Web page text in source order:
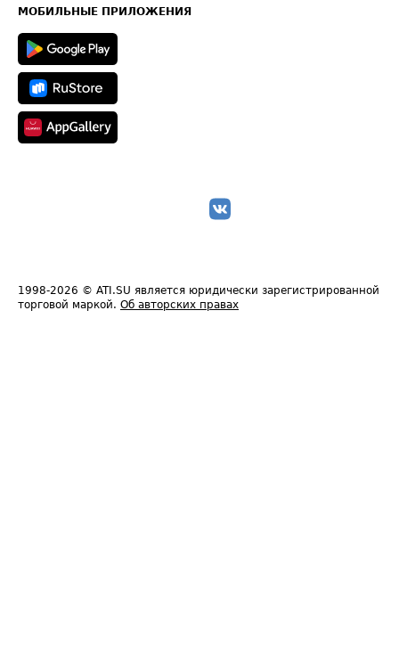
Техническая информация
МОБИЛЬНЫЕ ПРИЛОЖЕНИЯ
1998-2026 © ATI.SU является юридически зарегистрированной
торговой маркой. Об авторских правах